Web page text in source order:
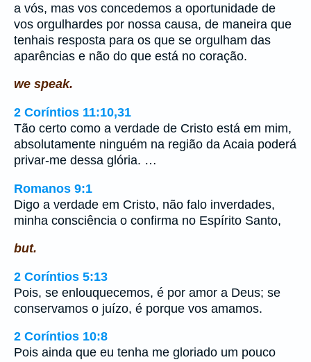
a vós, mas vos concedemos a oportunidade de
vos orgulhardes por nossa causa, de maneira que
tenhais resposta para os que se orgulham das
aparências e não do que está no coração.
we speak.
2 Coríntios 11:10,31
Tão certo como a verdade de Cristo está em mim,
absolutamente ninguém na região da Acaia poderá
privar-me dessa glória. …
Romanos 9:1
Digo a verdade em Cristo, não falo inverdades,
minha consciência o confirma no Espírito Santo,
but.
2 Coríntios 5:13
Pois, se enlouquecemos, é por amor a Deus; se
conservamos o juízo, é porque vos amamos.
2 Coríntios 10:8
Pois ainda que eu tenha me gloriado um pouco